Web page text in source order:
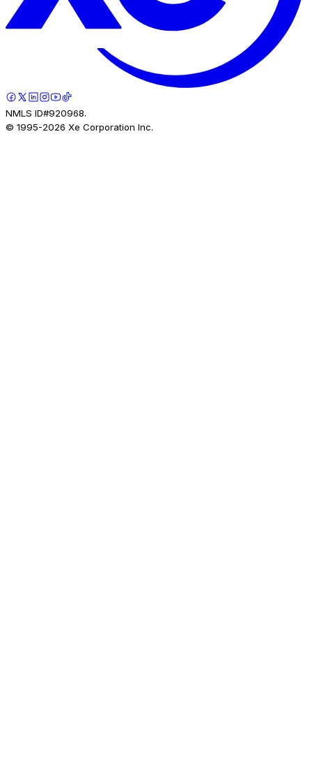
NMLS ID#920968.
© 1995-2026 Xe Corporation Inc.